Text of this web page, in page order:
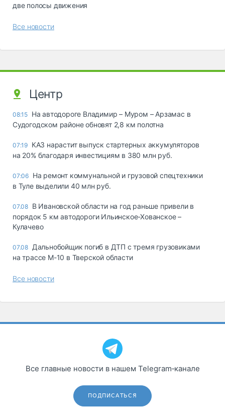
две полосы движения
Все новости
Центр
08:15 На автодороге Владимир – Муром – Арзамас в
Судогодском районе обновят 2,8 км полотна
07:19 КАЗ нарастит выпуск стартерных аккумуляторов
на 20% благодаря инвестициям в 380 млн руб.
07:06 На ремонт коммунальной и грузовой спецтехники
в Туле выделили 40 млн руб.
07.08 В Ивановской области на год раньше привели в
порядок 5 км автодороги Ильинское-Хованское –
Кулачево
07.08 Дальнобойщик погиб в ДТП с тремя грузовиками
на трассе М-10 в Тверской области
Все новости
Все главные новости в нашем Telegram‑канале
ПОДПИСАТЬСЯ